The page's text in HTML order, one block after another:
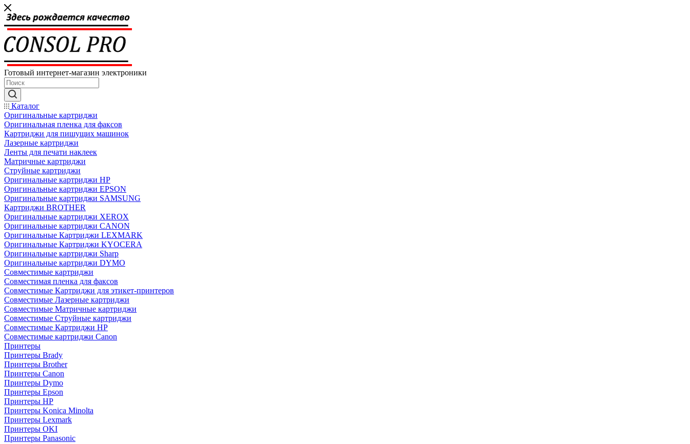
Готовый интернет-магазин электроники
Каталог
Оригинальные картриджи
Оригинальная пленка для факсов
Картриджи для пишущих машинок
Лазерные картриджи
Ленты для печати наклеек
Матричные картриджи
Струйные картриджи
Оригинальные картриджи HP
Оригинальные картриджи EPSON
Оригинальные картриджи SAMSUNG
Картриджи BROTHER
Оригинальные картриджи XEROX
Оригинальные картриджи CANON
Оригинальные Картриджи LEXMARK
Оригинальные Картриджи KYOCERA
Оригинальные картриджи Sharp
Оригинальные картриджи DYMO
Совместимые картриджи
Совместимая пленка для факсов
Совместимые Картриджи для этикет-принтеров
Совместимые Лазерные картриджи
Совместимые Матричные картриджи
Совместимые Струйные картриджи
Совместимые Картриджи HP
Совместимые картриджи Canon
Принтеры
Принтеры Brady
Принтеры Brother
Принтеры Canon
Принтеры Dymo
Принтеры Epson
Принтеры HP
Принтеры Konica Minolta
Принтеры Lexmark
Принтеры OKI
Принтеры Panasonic